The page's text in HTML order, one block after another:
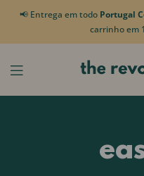
📢 Entrega em todo Portugal
carrinho em